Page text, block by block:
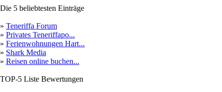
Die 5 beliebtesten Einträge
» Teneriffa Forum
» Privates Teneriffapo...
» Ferienwohnungen Hart...
» Shark Media
» Reisen online buchen...
TOP-5 Liste Bewertungen